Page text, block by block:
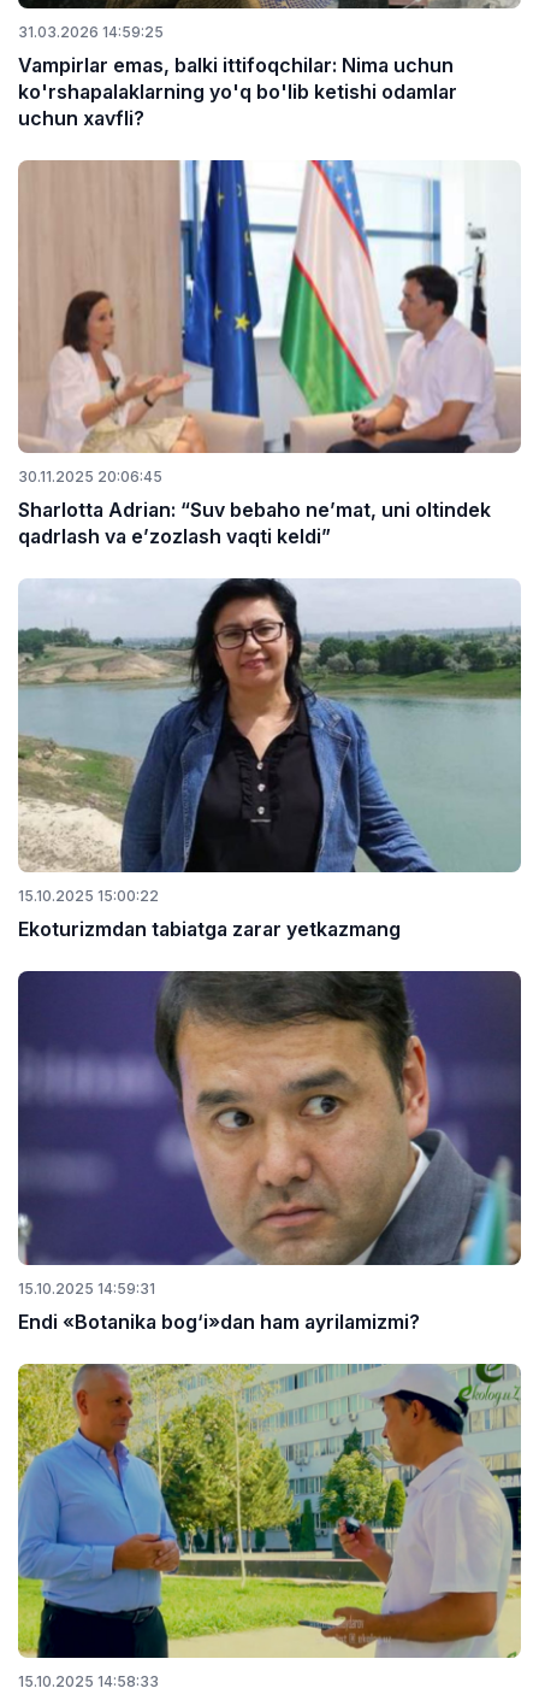
31.03.2026 14:59:25
Vampirlar emas, balki ittifoqchilar: Nima uchun
ko'rshapalaklarning yo'q bo'lib ketishi odamlar
uchun xavfli?
30.11.2025 20:06:45
Sharlotta Adrian: “Suv bebaho ne’mat, uni oltindek
qadrlash va e’zozlash vaqti keldi”
15.10.2025 15:00:22
Ekoturizmdan tabiatga zarar yetkazmang
15.10.2025 14:59:31
Endi «Botanika bog‘i»dan ham ayrilamizmi?
15.10.2025 14:58:33